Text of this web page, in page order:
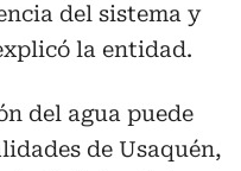
del sistema y
la entidad.
del agua puede
de Usaquén,